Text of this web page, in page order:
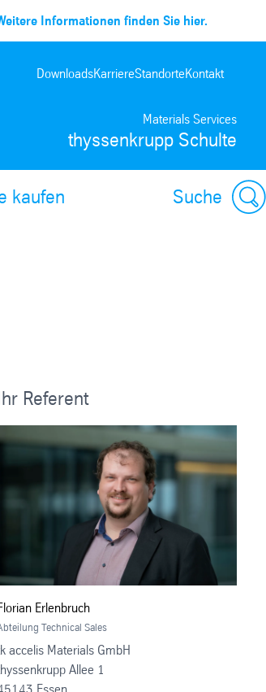
Informationen finden Sie hier.
Materials Services
thyssenkrupp Schulte
DownloadsKarriereStandorteKontakt
kaufen Suche
Referent
Erlenbruch
Technical Sales
accelis Materials GmbH
Allee 1